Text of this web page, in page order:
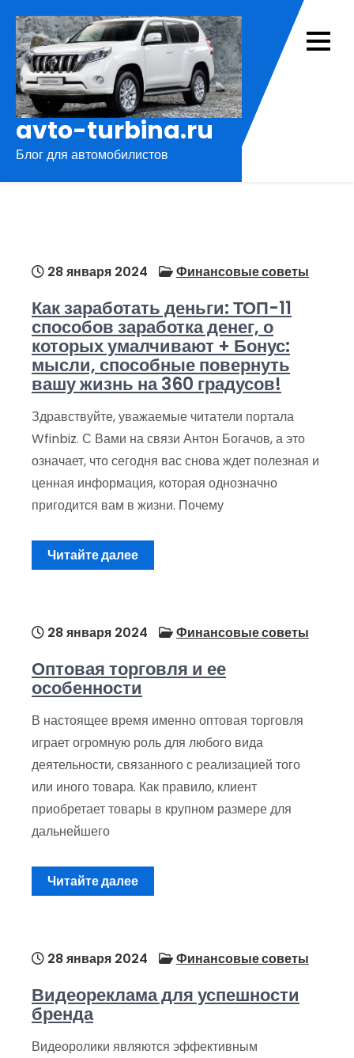
содержимому
avto-turbina.ru
Блог для автомобилистов
28 января 2024 Финансовые советы
Как заработать деньги: ТОП-11
способов заработка денег, о
которых умалчивают + Бонус:
мысли, способные повернуть
вашу жизнь на 360 градусов!
Здравствуйте, уважаемые читатели портала
Wfinbiz. С Вами на связи Антон Богачов, а это
означает, что сегодня вас снова ждет полезная и
ценная информация, которая однозначно
пригодится вам в жизни. Почему
Читайте далее
28 января 2024 Финансовые советы
Оптовая торговля и ее
особенности
В настоящее время именно оптовая торговля
играет огромную роль для любого вида
деятельности, связанного с реализацией того
или иного товара. Как правило, клиент
приобретает товары в крупном размере для
дальнейшего
Читайте далее
28 января 2024 Финансовые советы
Видеореклама для успешности
бренда
Видеоролики являются эффективным